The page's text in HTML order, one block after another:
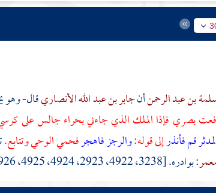
بن عبد الرحمنأنجابر بن عبد الله الأنصاريقال-
بصري فإذا الملك الذي جاءنيبحراءجالس على
قم فأنذرإلى قوله:والرجز فاهجرفحمي الوحي وتتابع.
بوادره. [3238، 4922، 2923، 4924، 4925، 4926، 4954، 6214 - مسلم 161 - فتح 1 \ 27]